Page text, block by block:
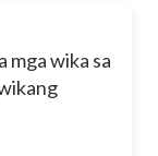
mga wika sa